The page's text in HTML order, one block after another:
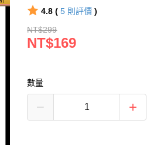
4.8 ( 5 則評價 )
NT$299
NT$169
數量